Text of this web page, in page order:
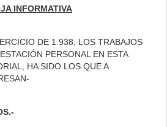
INFORMATIVA
DE 1.938, LOS TRABAJOS
PERSONAL EN ESTA
HA SIDO LOS QUE A